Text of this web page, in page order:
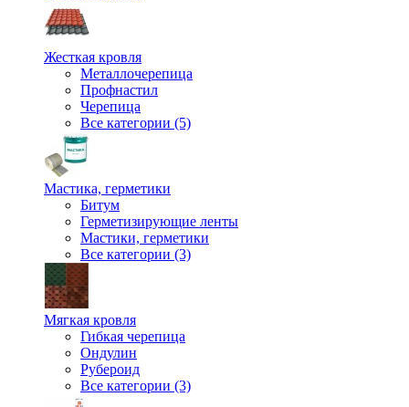
Жесткая кровля
Металлочерепица
Профнастил
Черепица
Все категории (5)
Мастика, герметики
Битум
Герметизирующие ленты
Мастики, герметики
Все категории (3)
Мягкая кровля
Гибкая черепица
Ондулин
Рубероид
Все категории (3)